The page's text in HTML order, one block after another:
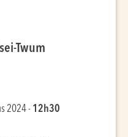
Twum
2024 - 12h30